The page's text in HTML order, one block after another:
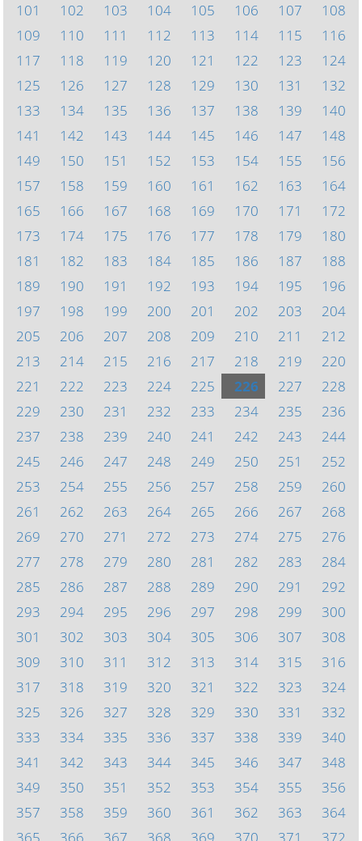
101
102 103 104 105 106 107
108
109
110 111 112 113 114 115
116
117
118 119 120 121 122 123
124
125
126 127 128 129 130 131
132
133
134 135 136 137 138 139
140
141
142 143 144 145 146 147
148
149
150 151 152 153 154 155
156
157
158 159 160 161 162 163
164
165
166 167 168 169 170 171
172
173
174 175 176 177 178 179
180
181
182 183 184 185 186 187
188
189
190 191 192 193 194 195
196
197
198 199 200 201 202 203
204
205
206 207 208 209 210 211
212
213
214 215 216 217 218 219
220
221
222 223 224 225 226 227
228
229
230 231 232 233 234 235
236
237
238 239 240 241 242 243
244
245
246 247 248 249 250 251
252
253
254 255 256 257 258 259
260
261
262 263 264 265 266 267
268
269
270 271 272 273 274 275
276
277
278 279 280 281 282 283
284
285
286 287 288 289 290 291
292
293
294 295 296 297 298 299
300
301
302 303 304 305 306 307
308
309
310 311 312 313 314 315
316
317
318 319 320 321 322 323
324
325
326 327 328 329 330 331
332
333
334 335 336 337 338 339
340
341
342 343 344 345 346 347
348
349
350 351 352 353 354 355
356
357
358 359 360 361 362 363
364